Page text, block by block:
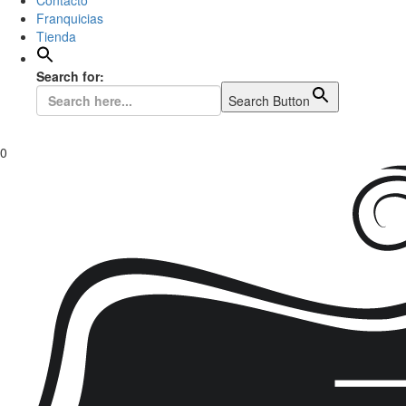
Franquicias
Tienda
Search for:
Search Button
0